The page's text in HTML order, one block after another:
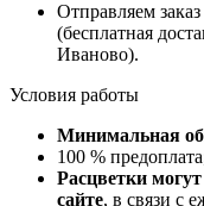
Отправляем
(бесплатная
Иваново).
Условия работы
Минимальная
100 %
Расцветки
сайте, в связи с